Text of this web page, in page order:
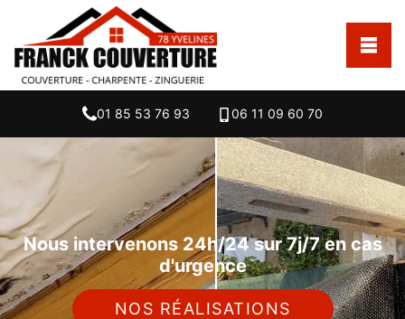
01 85 53 76 93 06 11 09 60 70
Nous intervenons 24h/24 sur 7j/7 en cas
d'urgence
NOS RÉALISATIONS